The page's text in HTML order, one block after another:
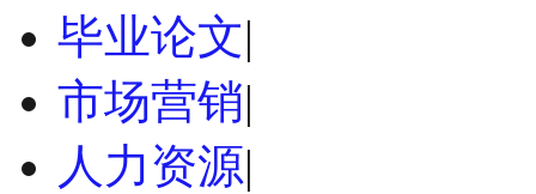
毕业论文|
市场营销|
人力资源|